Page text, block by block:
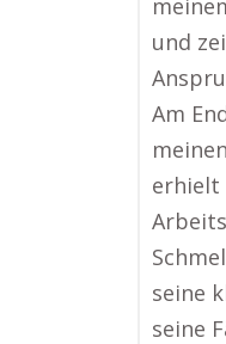
und
Am
erhielt
seine
seine